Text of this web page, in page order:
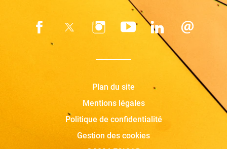
Plan du site
Mentions légales
Politique de confidentialité
Gestion des cookies